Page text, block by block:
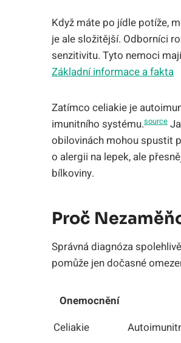
Když máte po jídle potíže,
je ale složitější. Odborníci
senzitivitu. Tyto nemoci
Základní informace a fakta
Zatímco celiakie je
imunitního systému.source
obilovinách mohou spustit
o alergii na lepek, ale
bílkoviny.
Proč
Správná diagnóza
pomůže jen dočasné
Onemocnění
Celiakie